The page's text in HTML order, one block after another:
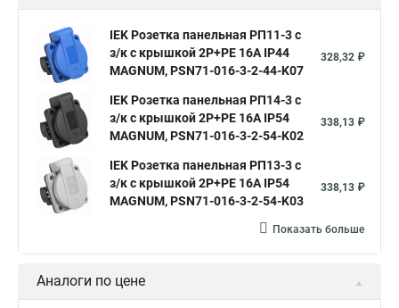
IEK Розетка панельная РП11-3 с
з/к с крышкой 2P+PE 16А IP44
MAGNUM, PSN71-016-3-2-44-K07
328,32 ₽
IEK Розетка панельная РП14-3 с
з/к с крышкой 2P+PE 16А IP54
MAGNUM, PSN71-016-3-2-54-K02
338,13 ₽
IEK Розетка панельная РП13-3 с
з/к с крышкой 2P+PE 16А IP54
MAGNUM, PSN71-016-3-2-54-K03
338,13 ₽
Показать больше
Аналоги по цене